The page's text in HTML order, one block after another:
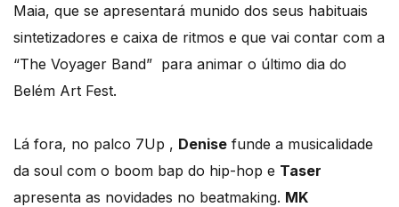
Maia, que se apresentará munido dos seus habituais
sintetizadores e caixa de ritmos e que vai contar com a
“The Voyager Band” para animar o último dia do
Belém Art Fest.
Lá fora, no palco 7Up , Denise funde a musicalidade
da soul com o boom bap do hip-hop e Taser
apresenta as novidades no beatmaking. MK